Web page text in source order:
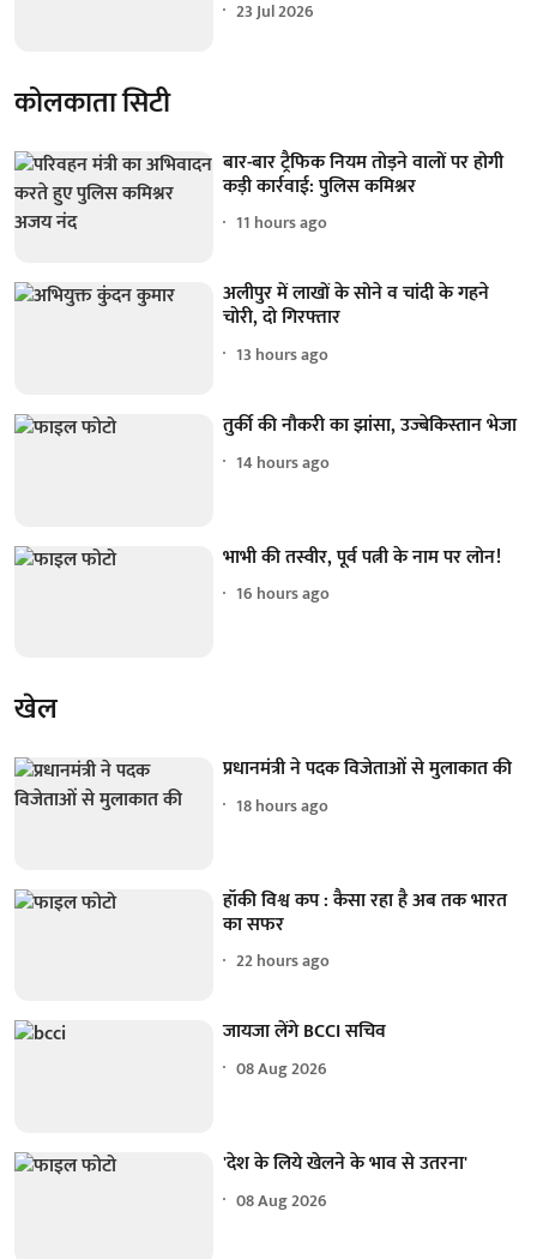
23 Jul 2026
कोलकाता सिटी
बार-बार ट्रैफिक नियम तोड़ने वालों पर होगी
कड़ी कार्रवाई: पुलिस कमिश्नर
11 hours ago
अलीपुर में लाखों के सोने व चांदी के गहने
चोरी, दो गिरफ्तार
13 hours ago
तुर्की की नौकरी का झांसा, उज्बेकिस्तान भेजा
14 hours ago
भाभी की तस्वीर, पूर्व पत्नी के नाम पर लोन!
16 hours ago
खेल
प्रधानमंत्री ने पदक विजेताओं से मुलाकात की
18 hours ago
हॉकी विश्व कप : कैसा रहा है अब तक भारत
का सफर
22 hours ago
जायजा लेंगे BCCI सचिव
08 Aug 2026
'देश के लिये खेलने के भाव से उतरना'
08 Aug 2026